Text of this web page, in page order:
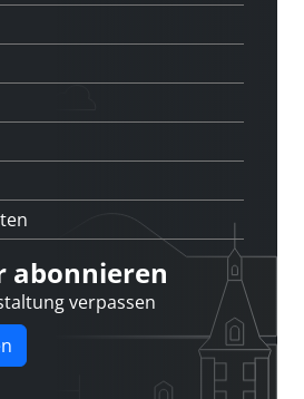
abonnieren
verpassen